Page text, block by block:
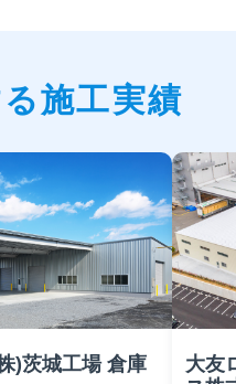
施工実績
)茨城工場 倉庫
大友